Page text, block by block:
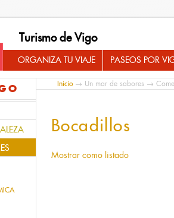
Turismo de Vigo
ORGANIZA TU VIAJE PASEOS POR
Inicio→ Un mar de sabores →
Bocadillos
Mostrar como listado